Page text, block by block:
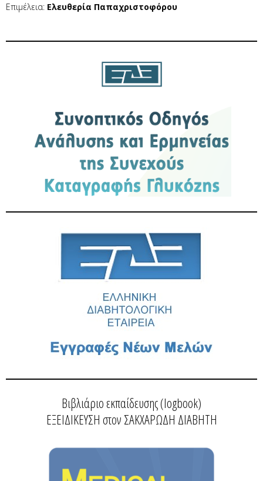
Επιμέλεια: Ελευθερία Παπαχριστοφόρου
Βιβλιάριο εκπαίδευσης (logbook)
ΕΞΕΙΔΙΚΕΥΣΗ στον ΣΑΚΧΑΡΩΔΗ ΔΙΑΒΗΤΗ